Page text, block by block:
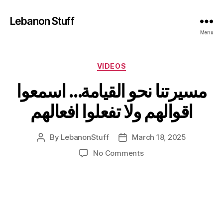
Lebanon Stuff
Menu
Categories
VIDEOS
مسيرتنا نحو القيامة… اسمعوا
اقوالهم ولا تفعلوا افعالهم
Post
By LebanonStuff
PostMarch 18, 2025
No Commentson